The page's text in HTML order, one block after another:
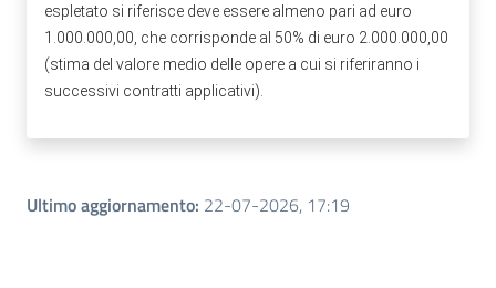
espletato si riferisce deve essere almeno pari ad euro
1.000.000,00, che corrisponde al 50% di euro 2.000.000,00
(stima del valore medio delle opere a cui si riferiranno i
successivi contratti applicativi).
Ultimo aggiornamento: 22-07-2026, 17:19